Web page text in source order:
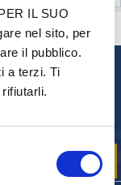
IL SUO
nel sito, per
il pubblico.
a terzi. Ti
CONTATTACI
prodotti